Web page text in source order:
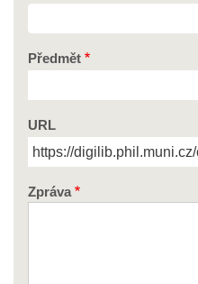
Předmět
URL
Zpráva